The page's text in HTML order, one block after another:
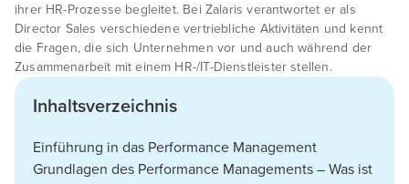
ihrer HR-Prozesse begleitet. Bei Zalaris verantwortet er als
Director Sales verschiedene vertriebliche Aktivitäten und kennt
die Fragen, die sich Unternehmen vor und auch während der
Zusammenarbeit mit einem HR-/IT-Dienstleister stellen.
Inhaltsverzeichnis
Einführung in das Performance Management
Grundlagen des Performance Managements – Was ist